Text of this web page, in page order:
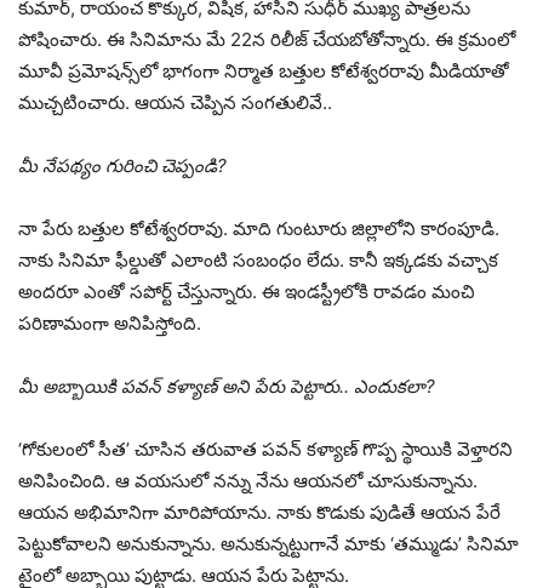
కుమార్, రాయంచ కొక్కుర, విషిక, హాసిని సుధీర్‌ ముఖ్య పాత్రలను
పోషించారు. ఈ సినిమాను మే 22న రిలీజ్ చేయబోతోన్నారు. ఈ క్రమంలో
మూవీ ప్రమోషన్స్‌లో భాగంగా నిర్మాత బత్తుల కోటేశ్వరరావు మీడియాతో
ముచ్చటించారు. ఆయన చెప్పిన సంగతులివే..
మీ నేపథ్యం గురించి చెప్పండి?
నా పేరు బత్తుల కోటేశ్వరరావు. మాది గుంటూరు జిల్లాలోని కారంపూడి.
నాకు సినిమా ఫీల్డుతో ఎలాంటి సంబంధం లేదు. కానీ ఇక్కడకు వచ్చాక
అందరూ ఎంతో సపోర్ట్ చేస్తున్నారు. ఈ ఇండస్ట్రీలోకి రావడం మంచి
పరిణామంగా అనిపిస్తోంది.
మీ అబ్బాయికి పవన్ కళ్యాణ్ అని పేరు పెట్టారు.. ఎందుకలా?
‘గోకులంలో సీత’ చూసిన తరువాత పవన్ కళ్యాణ్ గొప్ప స్థాయికి వెళ్తారని
అనిపించింది. ఆ వయసులో నన్ను నేను ఆయనలో చూసుకున్నాను.
ఆయన అభిమానిగా మారిపోయాను. నాకు కొడుకు పుడితే ఆయన పేరే
పెట్టుకోవాలని అనుకున్నాను. అనుకున్నట్టుగానే మాకు ‘తమ్ముడు’ సినిమా
టైంలో అబ్బాయి పుట్టాడు. ఆయన పేరు పెట్టాను.